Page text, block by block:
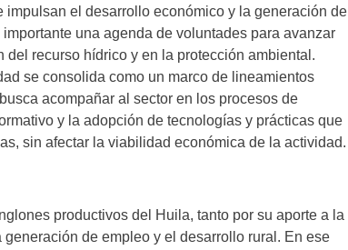
impulsan el desarrollo económico y la generación de
una agenda de voluntades para avanzar
recurso hídrico y en la protección ambiental.
se consolida como un marco de lineamientos
acompañar al sector en los procesos de
y la adopción de tecnologías y prácticas que
sin afectar la viabilidad económica de la actividad.
productivos del Huila, tanto por su aporte a la
de empleo y el desarrollo rural. En ese